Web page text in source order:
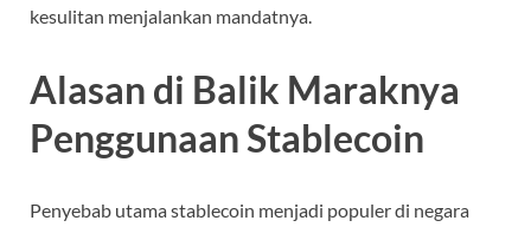
kesulitan menjalankan mandatnya.
Alasan di Balik Maraknya
Penggunaan Stablecoin
Penyebab utama stablecoin menjadi populer di negara